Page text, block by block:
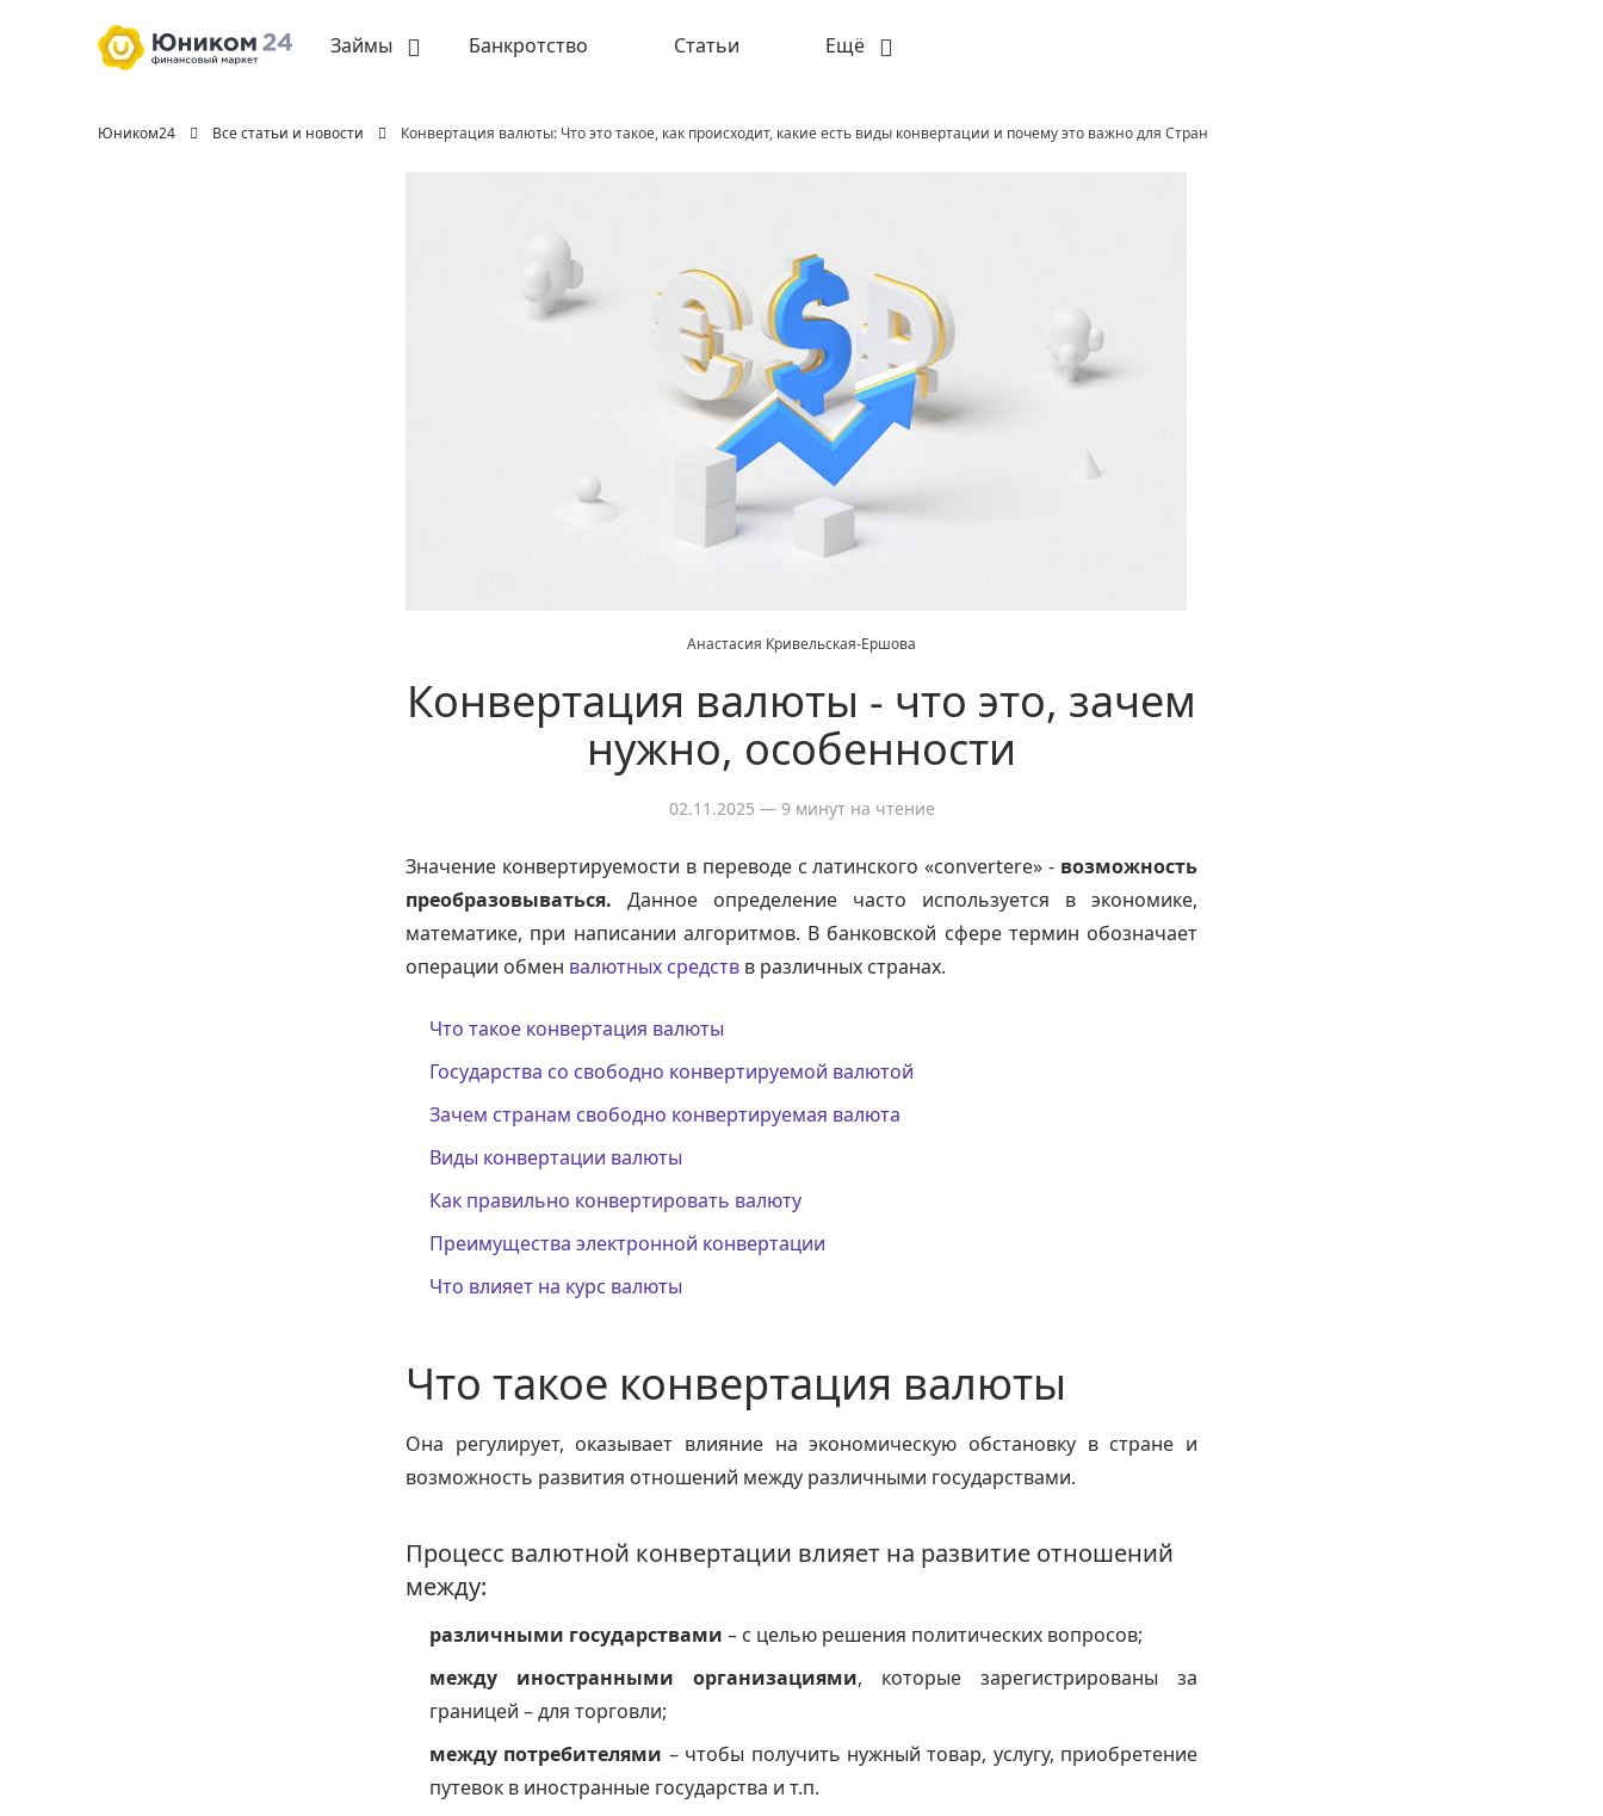
Займы Банкротство Статьи Ещё
Юником24 Все статьи и новости Конвертация валюты: Что это такое, как происходит, какие есть виды конвертации и почему это важно для Стран
Анастасия Кривельская-Ершова
Конвертация валюты - что это, зачем
нужно, особенности
02.11.2025 — 9 минут на чтение
Значение конвертируемости в переводе с латинского «convertere» - возможность
преобразовываться. Данное определение часто используется в экономике,
математике, при написании алгоритмов. В банковской сфере термин обозначает
операции обмен валютных средств в различных странах.
Что такое конвертация валюты
Государства со свободно конвертируемой валютой
Зачем странам свободно конвертируемая валюта
Виды конвертации валюты
Как правильно конвертировать валюту
Преимущества электронной конвертации
Что влияет на курс валюты
Что такое конвертация валюты
Она регулирует, оказывает влияние на экономическую обстановку в стране и
возможность развития отношений между различными государствами.
Процесс валютной конвертации влияет на развитие отношений
между:
различными государствами – с целью решения политических вопросов;
между иностранными организациями, которые зарегистрированы за
границей – для торговли;
между потребителями – чтобы получить нужный товар, услугу, приобретение
путевок в иностранные государства и т.п.